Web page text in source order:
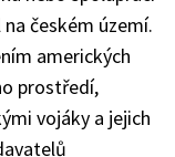
českém území.
amerických
prostředí,
vojáky a jejich